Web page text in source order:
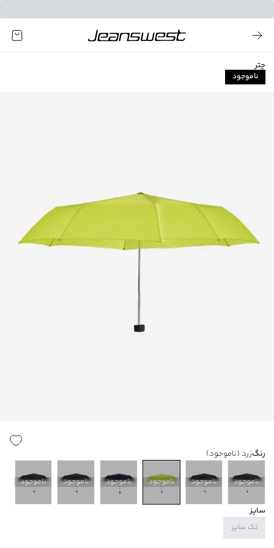
چتر
ناموجود
رنگزرد (ناموجود)
ناموجود ناموجود ناموجود ناموجود ناموجود ناموجود
سایز
تک سایز